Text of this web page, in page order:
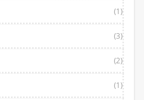
(1)
(3)
(2)
(1)